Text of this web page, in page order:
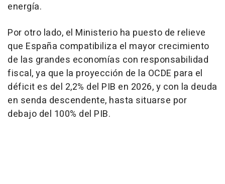
energía.
Por otro lado, el Ministerio ha puesto de relieve
que España compatibiliza el mayor crecimiento
de las grandes economías con responsabilidad
fiscal, ya que la proyección de la OCDE para el
déficit es del 2,2% del PIB en 2026, y con la deuda
en senda descendente, hasta situarse por
debajo del 100% del PIB.